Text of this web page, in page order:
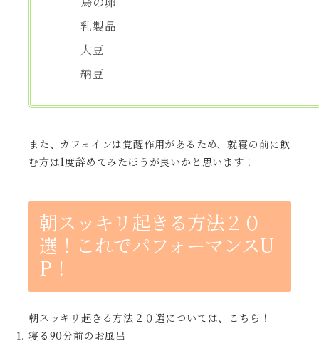
乳製品
大豆
納豆
また、カフェインは覚醒作用があるため、就寝の前に飲
む方は1度辞めてみたほうが良いかと思います！
朝スッキリ起きる方法２０
選！これでパフォーマンスU
P！
朝スッキリ起きる方法２０選については、こちら！
寝る90分前のお風呂